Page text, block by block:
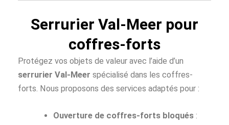
Serrurier Val-Meer pour
coffres-forts
Protégez vos objets de valeur avec l’aide d’un
serrurier Val-Meer spécialisé dans les coffres-
forts. Nous proposons des services adaptés pour :
Ouverture de coffres-forts bloqués :